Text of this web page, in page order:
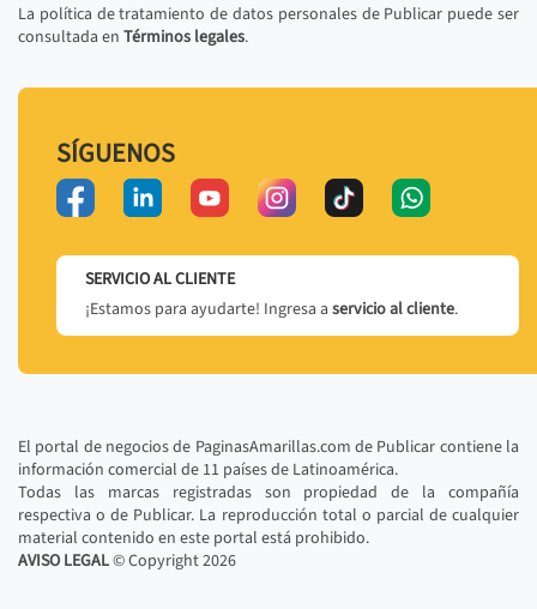
La política de tratamiento de datos personales de Publicar puede ser
consultada en Términos legales.
SÍGUENOS
SERVICIO AL CLIENTE
¡Estamos para ayudarte! Ingresa a servicio al cliente.
El portal de negocios de PaginasAmarillas.com de Publicar contiene la
información comercial de 11 países de Latinoamérica.
Todas las marcas registradas son propiedad de la compañía
respectiva o de Publicar. La reproducción total o parcial de cualquier
material contenido en este portal está prohibido.
AVISO LEGAL© Copyright2026